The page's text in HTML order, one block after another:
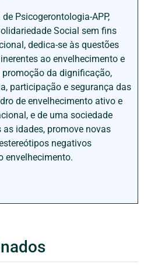
Psicogerontologia-APP,
Social sem fins
dedica-se às questões
ao envelhecimento e
da dignificação,
participação e segurança das
de envelhecimento ativo e
e de uma sociedade
idades, promove novas
negativos
envelhecimento.